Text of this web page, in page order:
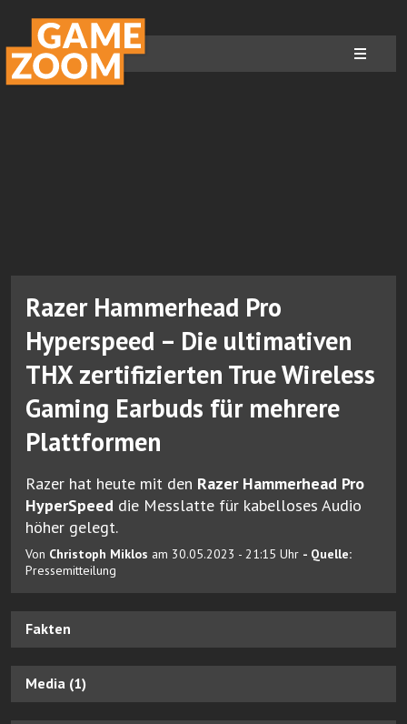
Razer Hammerhead Pro
Hyperspeed – Die ultimativen
THX zertifizierten True Wireless
Gaming Earbuds für mehrere
Plattformen
Razer hat heute mit den Razer Hammerhead Pro
HyperSpeed die Messlatte für kabelloses Audio
höher gelegt.
Von Christoph Miklos am 30.05.2023 - 21:15 Uhr - Quelle:
Pressemitteilung
Fakten
Media (1)